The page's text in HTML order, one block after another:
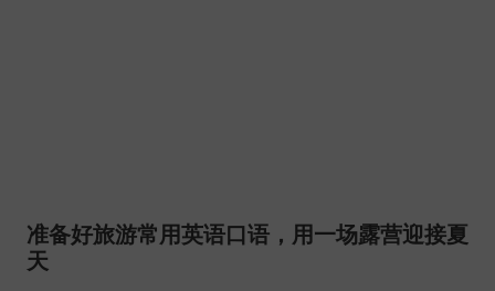
准备好旅游常用英语口语，用一场露营迎接夏
天